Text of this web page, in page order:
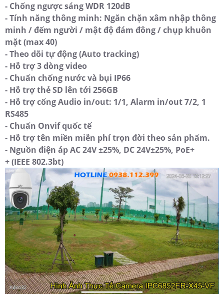
- Chống ngược sáng WDR 120dB
- Tính năng thông minh: Ngăn chặn xâm nhập thông
minh / đếm người / mật độ đám đông / chụp khuôn
mặt (max 40)
- Theo dõi tự động (Auto tracking)
- Hỗ trợ 3 dòng video
- Chuẩn chống nước và bụi IP66
- Hỗ trợ thẻ SD lên tới 256GB
- Hỗ trợ cổng Audio in/out: 1/1, Alarm in/out 7/2, 1
RS485
- Chuẩn Onvif quốc tế
- Hỗ trợ tên miền miễn phí trọn đời theo sản phẩm.
- Nguồn điện áp AC 24V ±25%, DC 24V±25%, PoE+
+ (IEEE 802.3bt)